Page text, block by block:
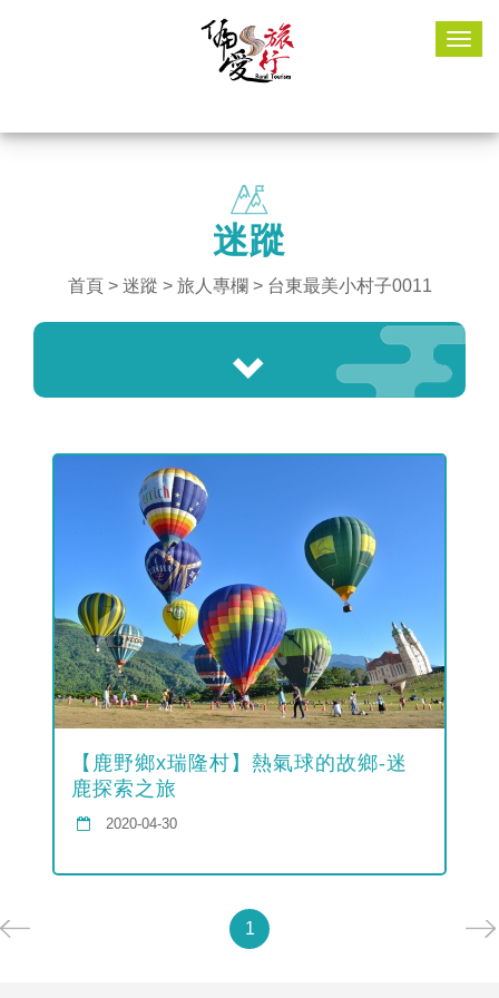
迷蹤
首頁> 迷蹤 > 旅人專欄 > 台東最美小村子0011
【鹿野鄉x瑞隆村】熱氣球的故鄉-迷
鹿探索之旅
2020-04-30
1